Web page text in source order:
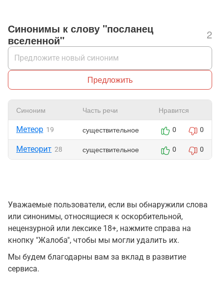
Синонимы к слову "посланец
вселенной"
2
Предложить
Синоним Часть речи Нравится
Метеор 19 существительное 0 0
Метеорит 28 существительное 0 0
Уважаемые пользователи, если вы обнаружили слова
или синонимы, относящиеся к оскорбительной,
нецензурной или лексике 18+, нажмите справа на
кнопку "Жалоба", чтобы мы могли удалить их.
Мы будем благодарны вам за вклад в развитие
сервиса.